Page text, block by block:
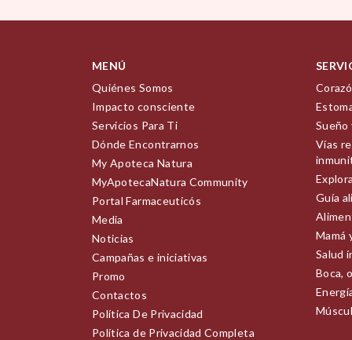
MENÚ
Quiénes Somos
Impacto consciente
Servicios Para Ti
Dónde Encontrarnos
My Apoteca Natura
MyApotecaNatura Community
Portal Farmaceuticós
Media
Noticias
Campañas e iniciativas
Promo
Contactos
Política De Privacidad
Política de Privacidad Completa
Sueño
Vías
Guía
Mamá
Salud
Boca,